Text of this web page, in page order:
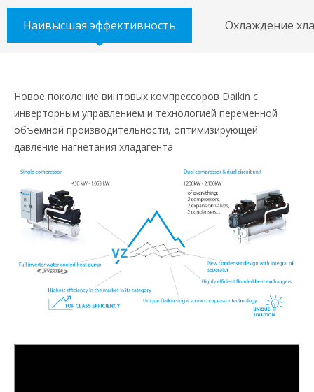
Наивысшая эффективность Охлаждение
Новое поколение винтовых компрессоров Daikin с
инверторным управлением и технологией переменной
объемной производительности, оптимизирующей
давление нагнетания хладагента